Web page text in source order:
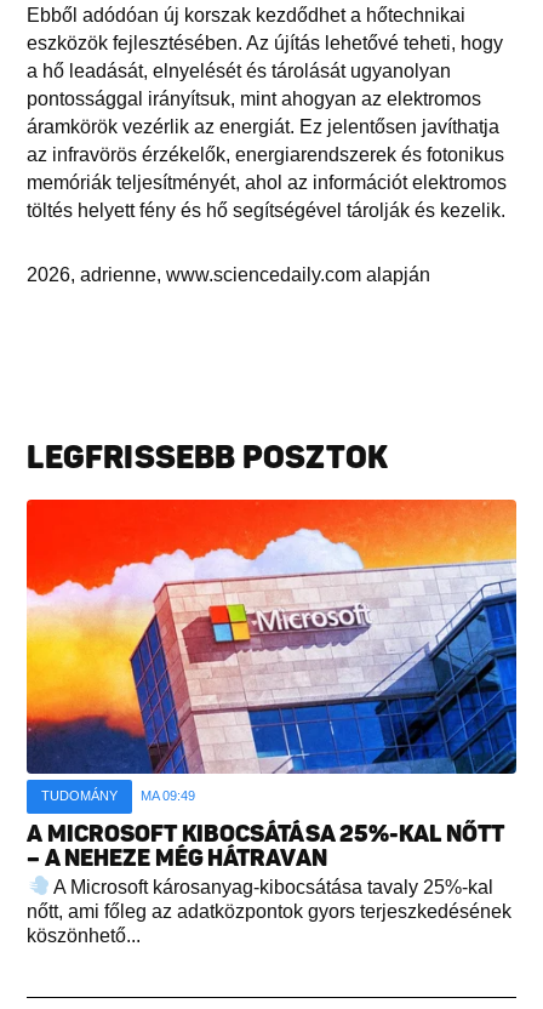
Ebből adódóan új korszak kezdődhet a hőtechnikai
eszközök fejlesztésében. Az újítás lehetővé teheti, hogy
a hő leadását, elnyelését és tárolását ugyanolyan
pontossággal irányítsuk, mint ahogyan az elektromos
áramkörök vezérlik az energiát. Ez jelentősen javíthatja
az infravörös érzékelők, energiarendszerek és fotonikus
memóriák teljesítményét, ahol az információt elektromos
töltés helyett fény és hő segítségével tárolják és kezelik.
2026, adrienne, www.sciencedaily.com alapján
LEGFRISSEBB POSZTOK
TUDOMÁNY MA 09:49
A MICROSOFT KIBOCSÁTÁSA 25%-KAL NŐTT
– A NEHEZE MÉG HÁTRAVAN
A Microsoft károsanyag-kibocsátása tavaly 25%-kal
nőtt, ami főleg az adatközpontok gyors terjeszkedésének
köszönhető...